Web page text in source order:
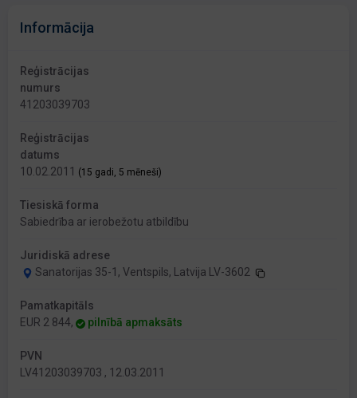
Informācija
Reģistrācijas
numurs
41203039703
Reģistrācijas
datums
10.02.2011 (15 gadi, 5 mēneši)
Tiesiskā forma
Sabiedrība ar ierobežotu atbildību
Juridiskā adrese
Sanatorijas 35-1, Ventspils, Latvija LV-3602
Pamatkapitāls
EUR 2 844,
pilnībā apmaksāts
PVN
LV41203039703 , 12.03.2011